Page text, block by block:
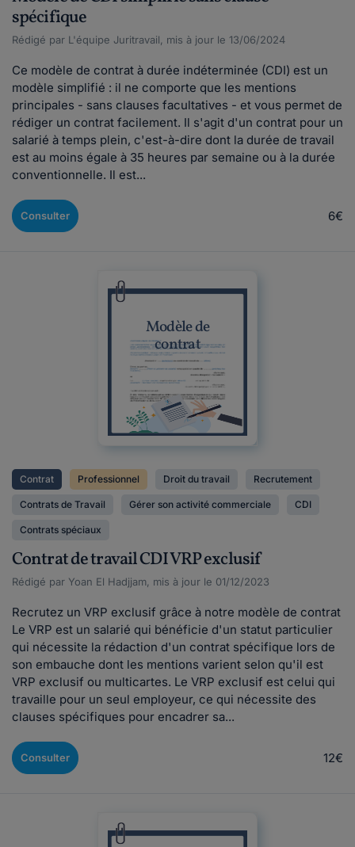
spécifique
Rédigé par L'équipe Juritravail, mis à jour le 13/06/2024
Ce modèle de contrat à durée indéterminée (CDI) est un
modèle simplifié : il ne comporte que les mentions
principales - sans clauses facultatives - et vous permet de
rédiger un contrat facilement. Il s'agit d'un contrat pour un
salarié à temps plein, c'est-à-dire dont la durée de travail
est au moins égale à 35 heures par semaine ou à la durée
conventionnelle. Il est...
Consulter 6€
Modèle de
contrat
Contrat Professionnel Droit du travail Recrutement
Contrats de Travail Gérer son activité commerciale CDI
Contrats spéciaux
Contrat de travail CDI VRP exclusif
Rédigé par Yoan El Hadjjam, mis à jour le 01/12/2023
Recrutez un VRP exclusif grâce à notre modèle de contrat
Le VRP est un salarié qui bénéficie d'un statut particulier
qui nécessite la rédaction d'un contrat spécifique lors de
son embauche dont les mentions varient selon qu'il est
VRP exclusif ou multicartes. Le VRP exclusif est celui qui
travaille pour un seul employeur, ce qui nécessite des
clauses spécifiques pour encadrer sa...
Consulter 12€